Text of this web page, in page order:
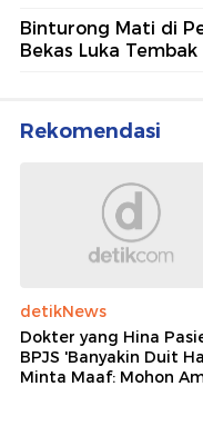
Binturong Mati di
Bekas Luka Tembak
Rekomendasi
detikNews
Dokter yang Hina
BPJS 'Banyakin Duit
Minta Maaf: Mohon